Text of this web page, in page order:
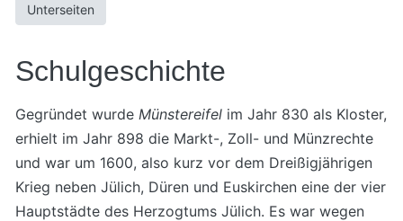
Unterseiten
Schulgeschichte
Gegründet wurde Münstereifel im Jahr 830 als Kloster,
erhielt im Jahr 898 die Markt-, Zoll- und Münzrechte
und war um 1600, also kurz vor dem Dreißigjährigen
Krieg neben Jülich, Düren und Euskirchen eine der vier
Hauptstädte des Herzogtums Jülich. Es war wegen